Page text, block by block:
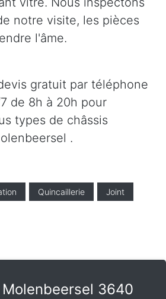
notre visite, les pièces
l'âme.
gratuit par téléphone
de 8h à 20h pour
types de châssis
.
Quincaillerie Joint
3640